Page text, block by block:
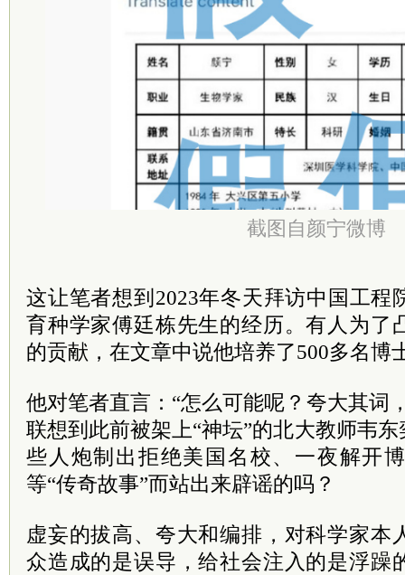
截图自颜宁微博
这让笔者想到2023年冬天拜访中国工程
育种学家傅廷栋先生的经历。有人为了
的贡献，在文章中说他培养了500多名博
他对笔者直言：“怎么可能呢？夸大其词
联想到此前被架上“神坛”的北大教师韦
些人炮制出拒绝美国名校、一夜解开
等“传奇故事”而站出来辟谣的吗？
虚妄的拔高、夸大和编排，对科学家本
众造成的是误导，给社会注入的是浮躁